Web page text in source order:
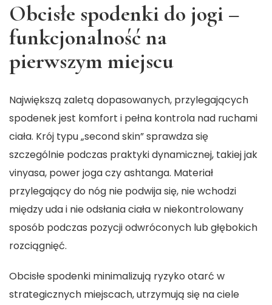
Obcisłe spodenki do jogi –
funkcjonalność na
pierwszym miejscu
Największą zaletą dopasowanych, przylegających
spodenek jest komfort i pełna kontrola nad ruchami
ciała. Krój typu „second skin” sprawdza się
szczególnie podczas praktyki dynamicznej, takiej jak
vinyasa, power joga czy ashtanga. Materiał
przylegający do nóg nie podwija się, nie wchodzi
między uda i nie odsłania ciała w niekontrolowany
sposób podczas pozycji odwróconych lub głębokich
rozciągnięć.
Obcisłe spodenki minimalizują ryzyko otarć w
strategicznych miejscach, utrzymują się na ciele